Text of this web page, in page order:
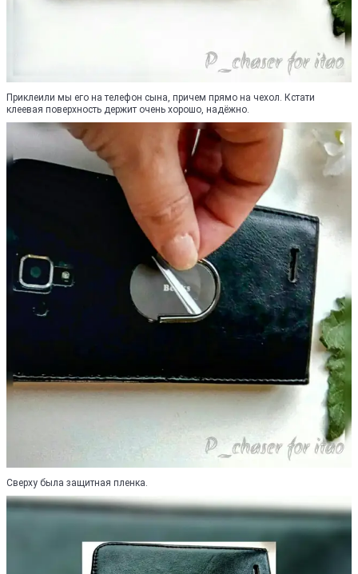
Приклеили мы его на телефон сына, причем прямо на чехол. Кстати
клеевая поверхность держит очень хорошо, надёжно.
Сверху была защитная пленка.